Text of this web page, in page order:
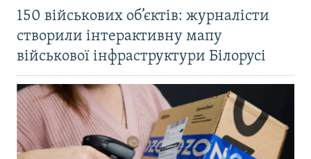
150 військових об’єктів: журналісти
створили інтерактивну мапу
військової інфраструктури Білорусі